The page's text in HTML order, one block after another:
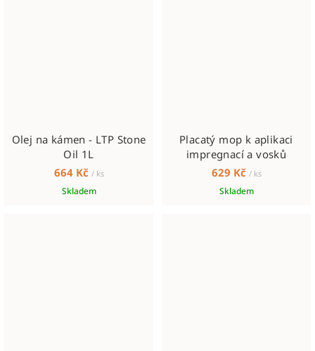
Olej na kámen - LTP Stone
Oil 1L
664 Kč / ks
Skladem
Placatý mop k aplikaci
impregnací a vosků
629 Kč / ks
Skladem